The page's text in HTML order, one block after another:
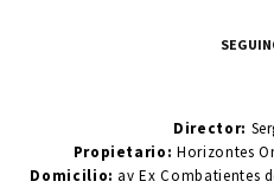
Director:
Propietario:Horizontes
Domicilio: av Ex Combatientes